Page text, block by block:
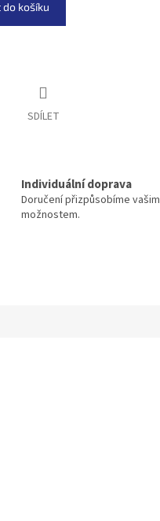
do košíku
SDÍLET
Individuální doprava
Doručení přizpůsobíme vašim
možnostem.